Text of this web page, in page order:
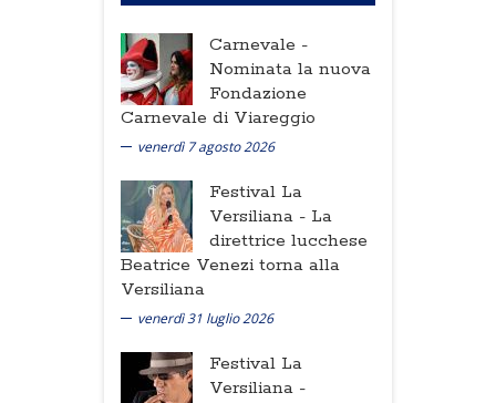
Carnevale -
Nominata la nuova
Fondazione
Carnevale di Viareggio
venerdì 7 agosto 2026
Festival La
Versiliana - La
direttrice lucchese
Beatrice Venezi torna alla
Versiliana
venerdì 31 luglio 2026
Festival La
Versiliana -